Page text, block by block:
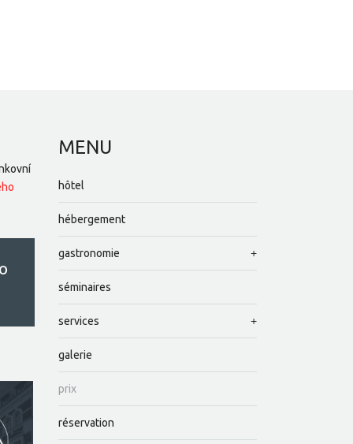
MENU
hôtel
hébergement
gastronomie
séminaires
services
galerie
prix
réservation